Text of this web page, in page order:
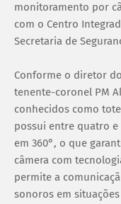
monitoramento por
com o Centro
Secretaria de
Conforme o diretor
tenente-coronel PM
conhecidos como
possui entre quatro e
em 360°, o que
câmera com
permite a
sonoros em